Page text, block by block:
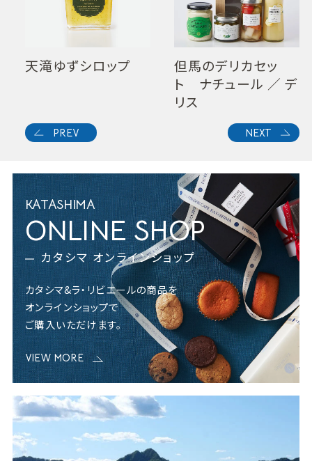
天滝ゆずシロップ
PREV
但馬のデリカセッ
ト ナチュール ／ デ
リス
NEXT
KATASHIMA
ONLINE SHOP
カタシマ オンラインショップ
カタシマ&ラ・リビエールの商品を
オンラインショップで
ご購入いただけます。
VIEW MORE